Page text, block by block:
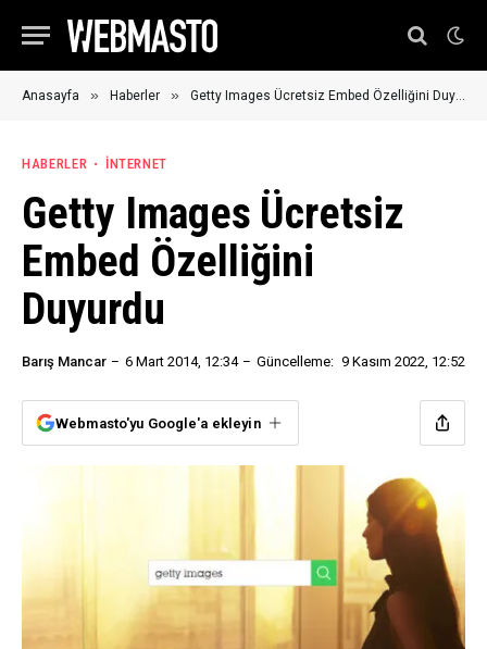
Anasayfa » Haberler » Getty Images Ücretsiz Embed Özelliğini Duyurdu
HABERLER İNTERNET
Getty Images Ücretsiz
Embed Özelliğini
Duyurdu
Barış Mancar 6 Mart 2014, 12:34 Güncelleme: 9 Kasım 2022, 12:52
Webmasto'yu Google'a ekleyin